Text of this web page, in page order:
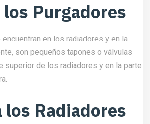
Purgadores
en los radiadores y en la
son pequeños tapones o válvulas
superior de los radiadores y en la parte
los Radiadores